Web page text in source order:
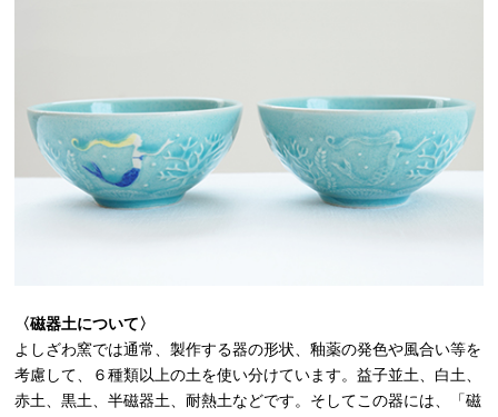
〈磁器土について〉
よしざわ窯では通常、製作する器の形状、釉薬の発色や風合い等を
考慮して、６種類以上の土を使い分けています。益子並土、白土、
赤土、黒土、半磁器土、耐熱土などです。そしてこの器には、「磁